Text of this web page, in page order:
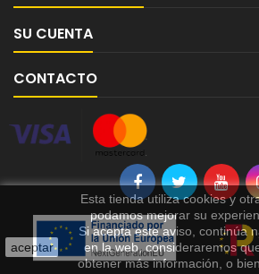
SU CUENTA
CONTACTO
aceptar
Esta tienda utiliza cookies y
podamos mejorar su
Si acepta este aviso, continúa
en la web, consideraremos
obtener más información, o